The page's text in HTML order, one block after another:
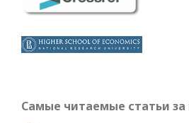
Самые читаемые статьи